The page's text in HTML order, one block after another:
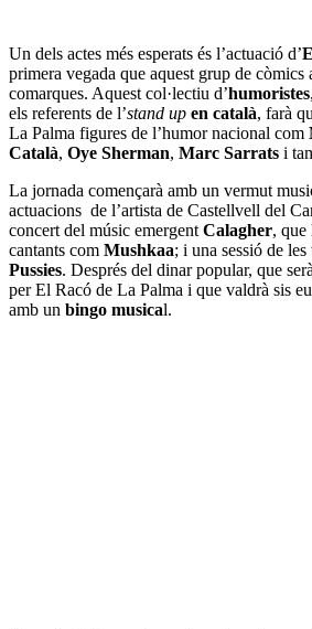
Un dels actes més esperats és l’actuació d’
primera vegada que aquest grup de còmics
comarques. Aquest col·lectiu d’humoristes
els referents de l’stand up en català, farà
La Palma figures de l’humor nacional com
Català, Oye Sherman, Marc Sarrats i
La jornada començarà amb un vermut
actuacions de l’artista de Castellvell del
concert del músic emergent Calagher, que
cantants com Mushkaa; i una sessió de
Pussies. Després del dinar popular, que
per El Racó de La Palma i que valdrà sis
amb un bingo musical.